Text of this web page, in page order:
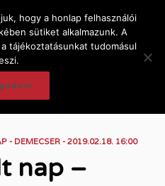
- DEMECSER - 2019.02.18. 16:00
nap –
hogy a honlap felhasználói
sütiket alkalmazunk. A
tájékoztatásunkat tudomásul